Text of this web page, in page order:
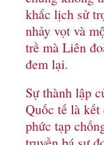
khắc lịch sử
nhảy vọt và
trề mà Liên
đem lại.
Sự thành lập
Quốc tế là
phức tạp